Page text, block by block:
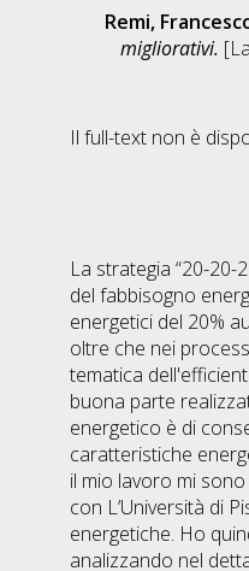
Remi,
migliorativi.
Il full-text non è
La strategia “20-20-
del fabbisogno
energetici del 20%
oltre che nei
tematica
buona parte
energetico è di
caratteristiche
il mio lavoro mi
con L’Università di
energetiche. Ho
analizzando nel